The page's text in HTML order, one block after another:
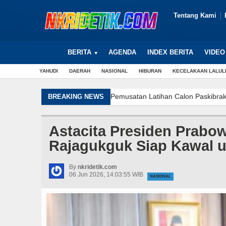
Tentang Kami
BERITA AGENDA INDEX BERITA VIDEO
YAHUDI DAERAH NASIONAL HIBURAN KECELAKAAN
BREAKING NEWS Wali Kota Wesly Hadiri
Modus Beri Uang Teman
DPRD Labuhanbatu Sahkan
Dinkes P.Siantar Gelar
Astacita Presiden
Rajagukguk Siap Kawal
By nkridetik.com
06 Jun 2026, 14:03:55 WIB
NASIONAL